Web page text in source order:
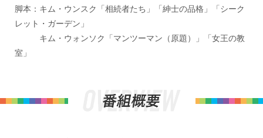
脚本：キム・ウンスク「相続者たち」「紳士の品格」「シーク
レット・ガーデン」
キム・ウォンソク「マンツーマン（原題）」「女王の教
室」